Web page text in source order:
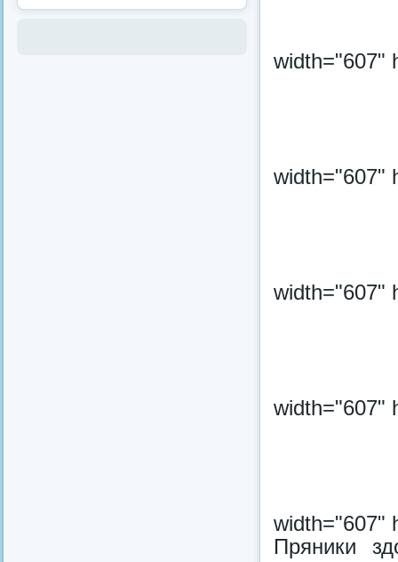
width="607"
width="607"
width="607"
width="607"
width="607"
Пряники